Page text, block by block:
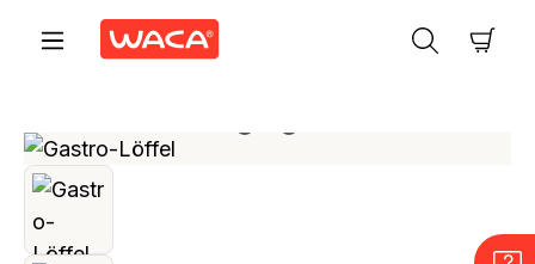
Zum Hauptinhalt springen
Bildergalerie überspringen